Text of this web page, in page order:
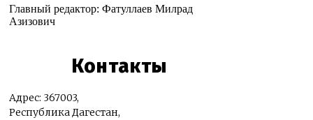
Главный редактор: Фатуллаев Милрад
Азизович
Контакты
Адрес: 367003,
Республика Дагестан,